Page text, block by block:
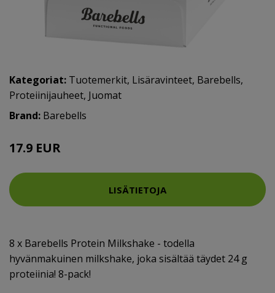
Kategoriat: Tuotemerkit, Lisäravinteet, Barebells,
Proteiinijauheet, Juomat
Brand: Barebells
17.9 EUR
LISÄTIETOJA
8 x Barebells Protein Milkshake - todella
hyvänmakuinen milkshake, joka sisältää täydet 24 g
proteiinia! 8-pack!